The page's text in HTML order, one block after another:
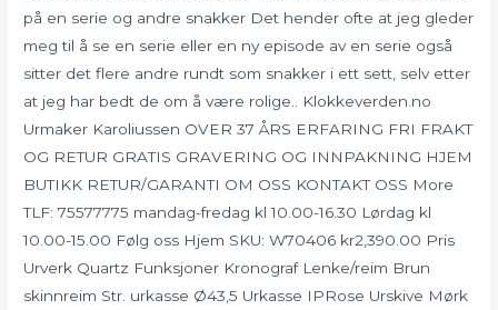
på en serie og andre snakker Det hender ofte at jeg gleder
meg til å se en serie eller en ny episode av en serie også
sitter det flere andre rundt som snakker i ett sett, selv etter
at jeg har bedt de om å være rolige.. Klokkeverden.no
Urmaker Karoliussen OVER 37 ÅRS ERFARING FRI FRAKT
OG RETUR GRATIS GRAVERING OG INNPAKNING HJEM
BUTIKK RETUR/GARANTI OM OSS KONTAKT OSS More
TLF: 75577775 mandag-fredag kl 10.00-16.30 Lørdag kl
10.00-15.00 Følg oss Hjem SKU: W70406 kr2,390.00 Pris
Urverk Quartz Funksjoner Kronograf Lenke/reim Brun
skinnreim Str. urkasse Ø43,5 Urkasse IPRose Urskive Mørk